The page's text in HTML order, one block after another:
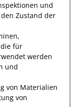
und
Zustand der
für
werden
und
von Materialien
von